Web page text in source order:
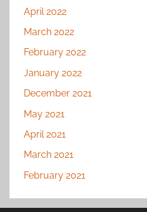
April 2022
March 2022
February 2022
January 2022
December 2021
May 2021
April 2021
March 2021
February 2021